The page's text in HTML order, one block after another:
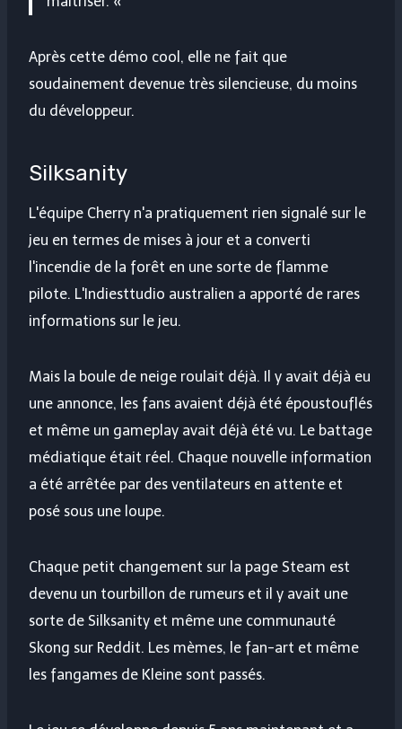
Après cette démo cool, elle ne fait que
soudainement devenue très silencieuse, du moins
du développeur.
Silksanity
L'équipe Cherry n'a pratiquement rien signalé sur le
jeu en termes de mises à jour et a converti
l'incendie de la forêt en une sorte de flamme
pilote. L'Indiesttudio australien a apporté de rares
informations sur le jeu.
Mais la boule de neige roulait déjà. Il y avait déjà eu
une annonce, les fans avaient déjà été époustouflés
et même un gameplay avait déjà été vu. Le battage
médiatique était réel. Chaque nouvelle information
a été arrêtée par des ventilateurs en attente et
posé sous une loupe.
Chaque petit changement sur la page Steam est
devenu un tourbillon de rumeurs et il y avait une
sorte de Silksanity et même une communauté
Skong sur Reddit. Les mèmes, le fan-art et même
les fangames de Kleine sont passés.